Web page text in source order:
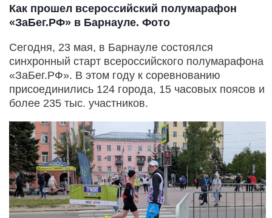
Как прошел всероссийский полумарафон
«ЗаБег.РФ» в Барнауле. Фото
Сегодня, 23 мая, в Барнауле состоялся
синхронный старт всероссийского полумарафона
«ЗаБег.РФ». В этом году к соревнованию
присоединились 124 города, 15 часовых поясов и
более 235 тыс. участников.